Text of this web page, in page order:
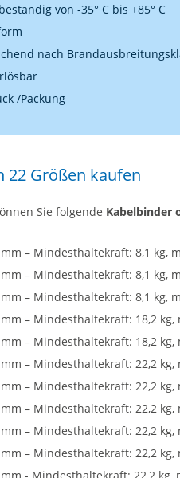
von -35° C bis +85° C
nach
/Packung
22 Größen kaufen
Sie folgende Kabelbinder
– Mindesthaltekraft: 8,1 kg,
– Mindesthaltekraft: 8,1 kg,
– Mindesthaltekraft: 8,1 kg,
– Mindesthaltekraft: 18,2
– Mindesthaltekraft: 18,2
– Mindesthaltekraft: 22,2
– Mindesthaltekraft: 22,2
– Mindesthaltekraft: 22,2
– Mindesthaltekraft: 22,2
– Mindesthaltekraft: 22,2